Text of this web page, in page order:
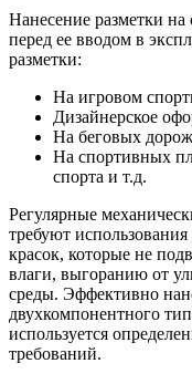
Нанесение разметки
перед ее вводом в
разметки:
На игровом
Дизайнерское
На беговых
На спортивных
спорта и т.д.
Регулярные
требуют
красок, которые не
влаги, выгоранию от
среды. Эффективно
двухкомпонентного
используется
требований.